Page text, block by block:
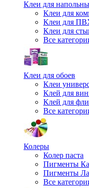
Клеи для
Клеи для
Клеи для
Клеи для
Все
Клеи для обоев
Клеи
Клей для
Клей для
Все
Колеры
Колер паста
Пигменты
Пигменты
Все